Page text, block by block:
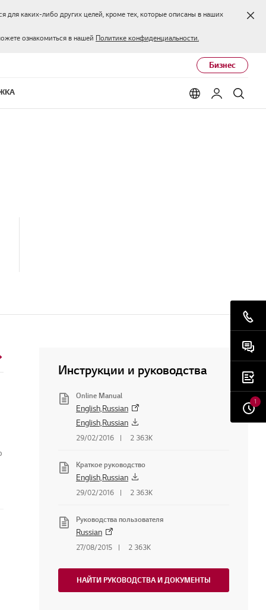
для каких-либо других целей, кроме тех, которые описаны в наших
ознакомиться в нашей Политике конфиденциальности.
Бизнес
Language options
Мой LG
Инструкции и руководства
Online Manual
English,Russian
English,Russian
29/02/2016 2 363K
Краткое руководство
English,Russian
29/02/2016 2 363K
Руководства пользователя
Russian
27/08/2015 2 363K
НАЙТИ РУКОВОДСТВА И ДОКУМЕНТЫ
1